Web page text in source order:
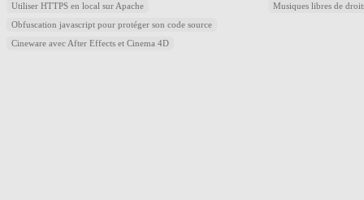
Utiliser HTTPS en local sur Apache
Obfuscation javascript pour protéger son code source
Cineware avec After Effects et Cinema 4D
Musiques libres de